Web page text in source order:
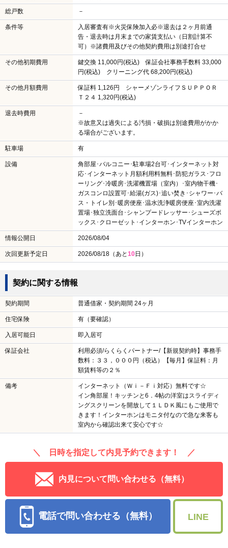
総戸数 －
条件等
入居審査有※火災保険加入必※退去は２ヶ月前通
告・退去時は月末までの家賃支払い（日割計算不
可）※諸費用及びその他契約費用は別途打合せ
その他初期費用
鍵交換 11,000円(税込) 保証会社事務手数料 33,000
円(税込) クリーニング代 68,200円(税込)
その他月額費用
保証料 1,126円 シャーメゾンライフＳＵＰＰＯＲ
Ｔ２４ 1,320円(税込)
退去時費用
－
※故意又は過失による汚損・破損は別途費用がかか
る場合がございます。
駐車場 有
設備
角部屋･バルコニー･駐車場2台可･インターネット対
応･インターネット月額利用料無料･防犯ガラス･フロ
ーリング･冷暖房･洗濯機置場（室内）･室内物干機･
ガスコンロ設置可･給湯(ガス)･追い焚き･シャワー･バ
ス・トイレ別･暖房便座･温水洗浄暖房便座･室内洗濯
置場･独立洗面台･シャンプードレッサー･シューズボ
ックス･クローゼット･インターホン･TVインターホン
情報公開日 2026/08/04
次回更新予定日 2026/08/18（あと10日）
契約に関する情報
契約期間 普通借家・契約期間 24ヶ月
住宅保険 有（要確認）
入居可能日 即入居可
保証会社
利用必須/らくらくパートナー/【新規契約時】事務手
数料：３３，０００円（税込）【毎月】保証料：月
額賃料等の２％
備考
インターネット（Ｗｉ－Ｆｉ対応）無料です☆
イン角部屋！キッチンと6．4帖の洋室はスライディ
ングスクリーンを開放して１ＬＤＫ風にもご使用で
きます！インターホンはモニタ付なので急な来客も
室内から確認出来て安心です☆
＼ 日時を指定して内見予約できます！ ／
内見について問い合わせる（無料）
電話で問い合わせる（無料） LINE